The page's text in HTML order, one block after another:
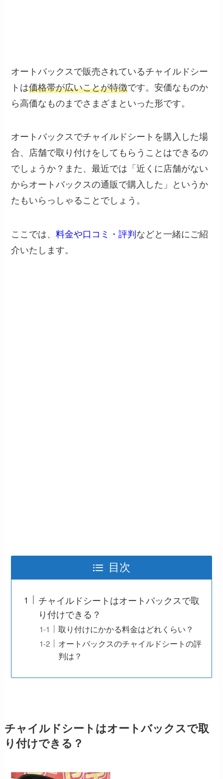
オートバックスで販売されているチャイルドシー
トは価格帯が広いことが特徴です。安価なものか
ら高価なものまでさまざまといった形です。
オートバックスでチャイルドシートを購入した場
合、店舗で取り付けをしてもらうことはできるの
でしょうか？また、最近では「近くに店舗がない
からオートバックスの通販で購入した」というか
たもいらっしゃることでしょう。
ここでは、料金や口コミ・評判などと一緒にご紹
介いたします。
目次
チャイルドシートはオートバックスで取
り付けできる？
取り付けにかかる料金はどれくらい？
オートバックスのチャイルドシートの評
判は？
チャイルドシートはオートバックスで取
り付けできる？